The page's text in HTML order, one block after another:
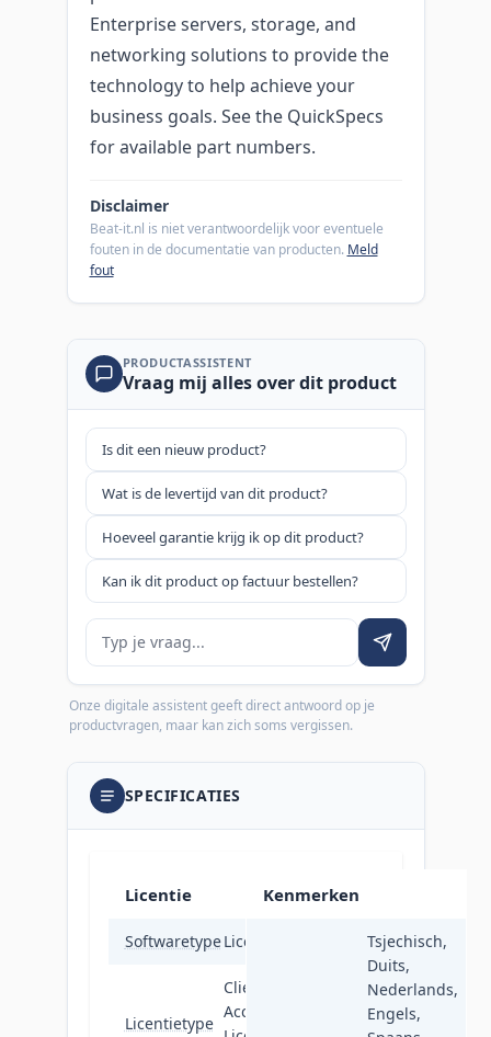
Enterprise servers, storage, and
networking solutions to provide the
technology to help achieve your
business goals. See the QuickSpecs
for available part numbers.
Disclaimer
Beat-it.nl is niet verantwoordelijk voor eventuele
fouten in de documentatie van producten. Meld
fout
PRODUCTASSISTENT
Vraag mij alles over dit product
Is dit een nieuw product?
Wat is de levertijd van dit product?
Hoeveel garantie krijg ik op dit product?
Kan ik dit product op factuur bestellen?
Je vraag
Onze digitale assistent geeft direct antwoord op je
productvragen, maar kan zich soms vergissen.
SPECIFICATIES
Licentie
SoftwaretypeLicentie
Licentietype
Client
Access
Kenmerken
Tsjechisch,
Duits,
Nederlands,
Engels,